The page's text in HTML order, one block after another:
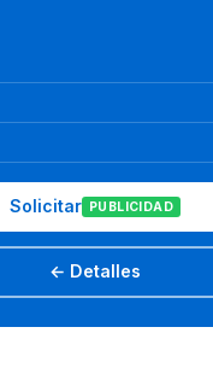
Solicitar PUBLICIDAD
← Detalles